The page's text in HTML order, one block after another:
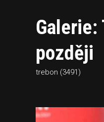
Galerie:
později
trebon (3491)